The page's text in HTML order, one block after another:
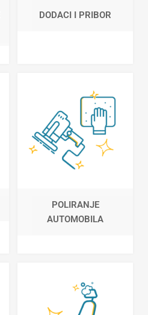
DODACI I PRIBOR
POLIRANJE
AUTOMOBILA